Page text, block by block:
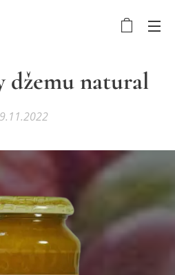
džemu natural